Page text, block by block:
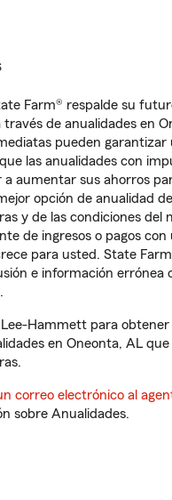
Farm® respalde su
través de anualidades en
pueden garantizar
las anualidades con
a aumentar sus ahorros
opción de anualidad
y de las condiciones del
de ingresos o pagos con
para usted. State
e información errónea
Hammett para
en Oneonta, AL
correo electrónico al
sobre Anualidades.